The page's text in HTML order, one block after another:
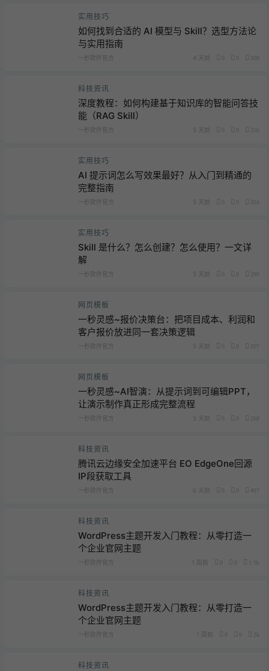
实用技巧
如何找到合适的 AI 模型与 Skill？选型方法论
与实用指南
一秒软件官方
科技资讯
深度教程：如何构建基于知识库的智能问答技
能（RAG Skill）
一秒软件官方 5 天前
实用技巧
AI 提示词怎么写效果最好？从入门到精通的
完整指南
一秒软件官方 5 天前 264
实用技巧
Skill 是什么？怎么创建？怎么使用？一文详
解
一秒软件官方 5 天前
网页模板
一秒灵感~报价决策台：把项目成本、利润和
客户报价放进同一套决策逻辑
一秒软件官方 5 天前
网页模板
一秒灵感~AI智演：从提示词到可编辑PPT，
让演示制作真正形成完整流程
一秒软件官方 5 天前
科技资讯
腾讯云边缘安全加速平台 EO EdgeOne回源
IP段获取工具
一秒软件官方 6 天前 497
科技资讯
WordPress主题开发入门教程：从零打造一
个企业官网主题
一秒软件官方 1 周前 1.9k
科技资讯
WordPress主题开发入门教程：从零打造一
个企业官网主题
一秒软件官方 1 周前 2k
科技资讯